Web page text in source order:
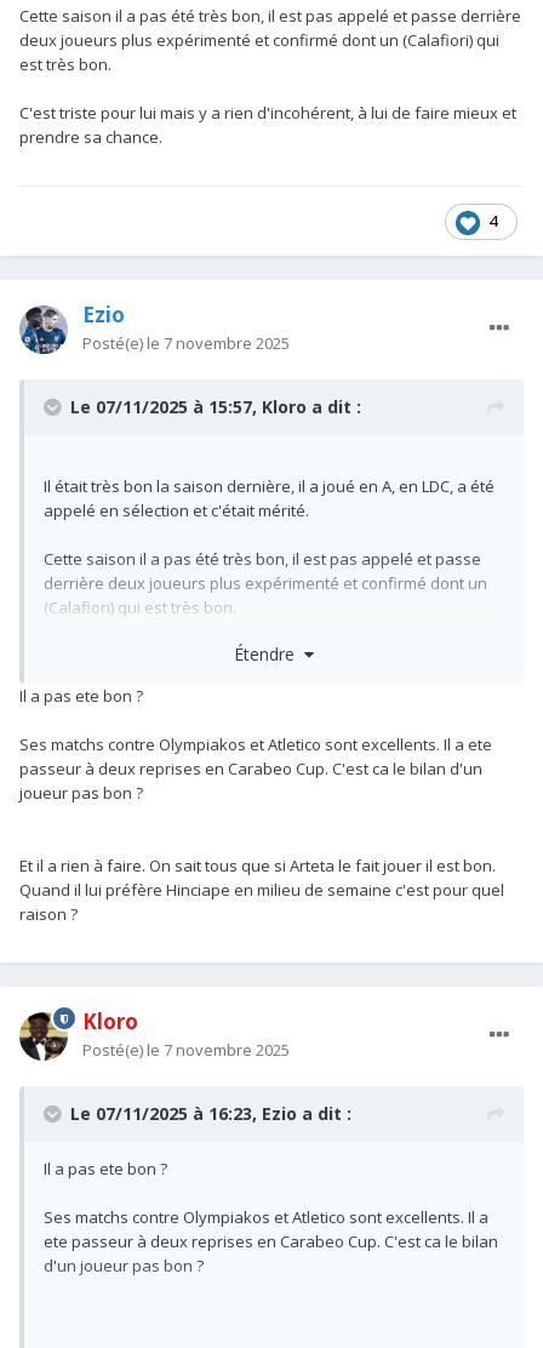
Cette saison il a pas été très bon, il est pas appelé et passe derrière
deux joueurs plus expérimenté et confirmé dont un (Calafiori) qui
est très bon.
C'est triste pour lui mais y a rien d'incohérent, à lui de faire mieux et
prendre sa chance.
4
Ezio
Posté(e) le 7 novembre 2025
Le 07/11/2025 à 15:57, Kloro a dit :
Il était très bon la saison dernière, il a joué en A, en LDC, a été
appelé en sélection et c'était mérité.
Cette saison il a pas été très bon, il est pas appelé et passe
derrière deux joueurs plus expérimenté et confirmé dont un
(Calafiori) qui est très bon.
C'est triste pour lui mais y a rien d'incohérent, à lui de faire
Étendre
Il a pas ete bon ?
Ses matchs contre Olympiakos et Atletico sont excellents. Il a ete
passeur à deux reprises en Carabeo Cup. C'est ca le bilan d'un
joueur pas bon ?
Et il a rien à faire. On sait tous que si Arteta le fait jouer il est bon.
Quand il lui préfère Hinciape en milieu de semaine c'est pour quel
raison ?
Kloro
Posté(e) le 7 novembre 2025
Le 07/11/2025 à 16:23, Ezio a dit :
Il a pas ete bon ?
Ses matchs contre Olympiakos et Atletico sont excellents. Il a
ete passeur à deux reprises en Carabeo Cup. C'est ca le bilan
d'un joueur pas bon ?